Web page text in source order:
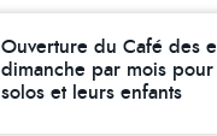
Ouverture du Café des
dimanche par mois pour
solos et leurs enfants